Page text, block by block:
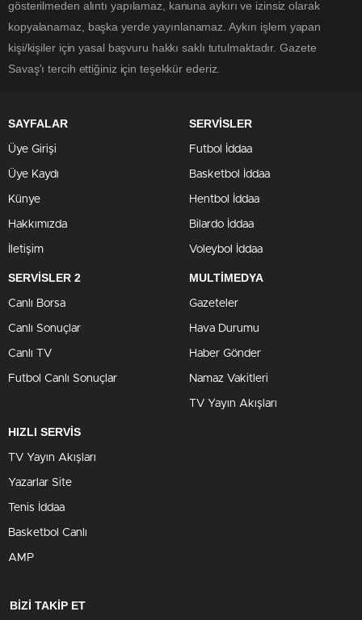
gösterilmeden alıntı yapılamaz, kanuna aykırı ve izinsiz olarak
kopyalanamaz, başka yerde yayınlanamaz. Aykırı işlem yapan
kişi/kişiler için yasal başvuru hakkı saklı tutulmaktadır. Gazete
Savaş'ı tercih ettiğiniz için teşekkür ederiz.
SAYFALAR
Üye Girişi
Üye Kaydı
Künye
Hakkımızda
İletişim
SERVİSLER
Futbol İddaa
Basketbol İddaa
Hentbol İddaa
Bilardo İddaa
Voleybol İddaa
SERVİSLER 2
Canlı Borsa
Canlı Sonuçlar
Canlı TV
Futbol Canlı Sonuçlar
MULTİMEDYA
Gazeteler
Hava Durumu
Haber Gönder
Namaz Vakitleri
TV Yayın Akışları
HIZLI SERVİS
TV Yayın Akışları
Yazarlar Site
Tenis İddaa
Basketbol Canlı
AMP
BİZİ TAKİP ET